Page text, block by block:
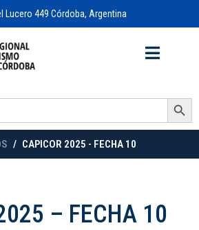
Lucero 449 Córdoba, Argentina
Search Button
CAPICOR 2025 - FECHA 10
– FECHA 10